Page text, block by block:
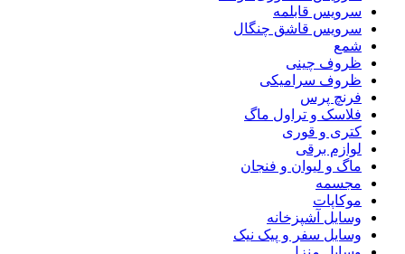
سرویس قابلمه
سرویس قاشق چنگال
شمع
ظروف چینی
ظروف سرامیکی
فرنچ پرس
فلاسک و تراول ماگ
کتری و قوری
لوازم برقی
ماگ و لیوان و فنجان
مجسمه
موکاپات
وسایل آشپزخانه
وسایل سفر و پیک نیک